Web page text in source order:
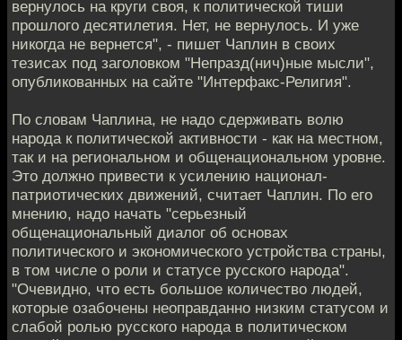
вернулось на круги своя, к политической тиши
прошлого десятилетия. Нет, не вернулось. И уже
никогда не вернется", - пишет Чаплин в своих
тезисах под заголовком "Непразд(нич)ные мысли",
опубликованных на сайте "Интерфакс-Религия".
По словам Чаплина, не надо сдерживать волю
народа к политической активности - как на местном,
так и на региональном и общенациональном уровне.
Это должно привести к усилению национал-
патриотических движений, считает Чаплин. По его
мнению, надо начать "серьезный
общенациональный диалог об основах
политического и экономического устройства страны,
в том числе о роли и статусе русского народа".
"Очевидно, что есть большое количество людей,
которые озабочены неоправданно низким статусом и
слабой ролью русского народа в политическом